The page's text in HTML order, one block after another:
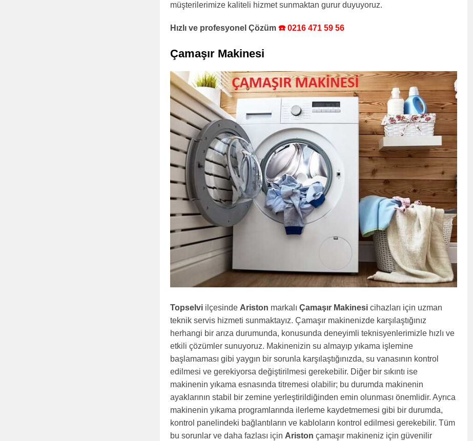
müşterilerimize kaliteli hizmet sunmaktan gurur duyuyoruz.
Hızlı ve profesyonel Çözüm ☎️ 0216 471 59 56
Çamaşır Makinesi
Topselvi ilçesinde Ariston markalı Çamaşır Makinesi cihazları için uzman
teknik servis hizmeti sunmaktayız. Çamaşır makinenizde karşılaştığınız
herhangi bir arıza durumunda, konusunda deneyimli teknisyenlerimizle hızlı ve
etkili çözümler sunuyoruz. Makinenizin su almayıp yıkama işlemine
başlamaması gibi yaygın bir sorunla karşılaştığınızda, su vanasının kontrol
edilmesi ve gerekiyorsa değiştirilmesi gerekebilir. Diğer bir sıkıntı ise
makinenin yıkama esnasında titremesi olabilir; bu durumda makinenin
ayaklarının stabil bir zemine yerleştirildiğinden emin olunması önemlidir. Ayrıca
makinenin yıkama programlarında ilerleme kaydetmemesi gibi bir durumda,
kontrol panelindeki bağlantıların ve kabloların kontrol edilmesi gerekebilir. Tüm
bu sorunlar ve daha fazlası için Ariston çamaşır makineniz için güvenilir